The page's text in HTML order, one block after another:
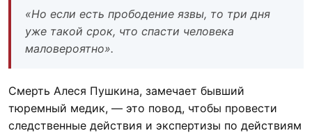
«Но если есть прободение язвы, то три дня
уже такой срок, что спасти человека
маловероятно».
Смерть Алеся Пушкина, замечает бывший
тюремный медик, — это повод, чтобы провести
следственные действия и экспертизы по действиям